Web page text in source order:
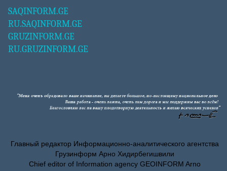
SAQINFORM.GE
RU.SAQINFORM.GE
GRUZINFORM.GE
RU.GRUZINFORM.GE
Главный редактор Информационно-аналитического агентства
Грузинформ Арно Хидирбегишвили
Chief editor of Information agency GEOINFORM Arno